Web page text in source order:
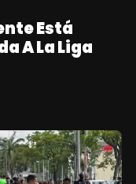
Está
A La Liga